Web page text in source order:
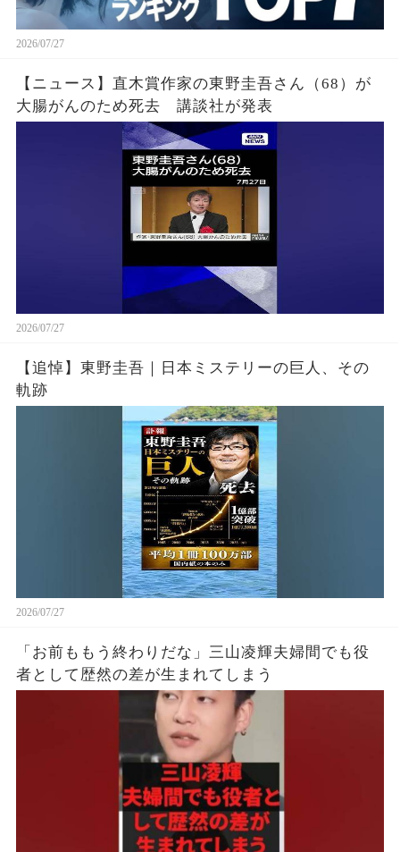
2026/07/27
【ニュース】直木賞作家の東野圭吾さん（68）が
大腸がんのため死去 講談社が発表
2026/07/27
【追悼】東野圭吾｜日本ミステリーの巨人、その
軌跡
2026/07/27
「お前ももう終わりだな」三山凌輝夫婦間でも役
者として歴然の差が生まれてしまう